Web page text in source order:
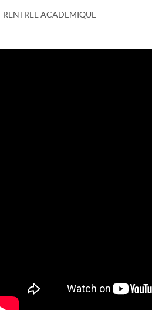
RENTREE ACADEMIQUE